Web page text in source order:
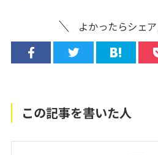
よかったらシェア
この記事を書いた人